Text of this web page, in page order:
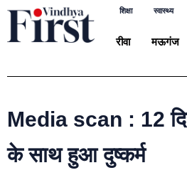
शिक्षा स्वास्थ्य
रीवा मऊगंज
Media scan : 12
के साथ हुआ दुष्कर्म